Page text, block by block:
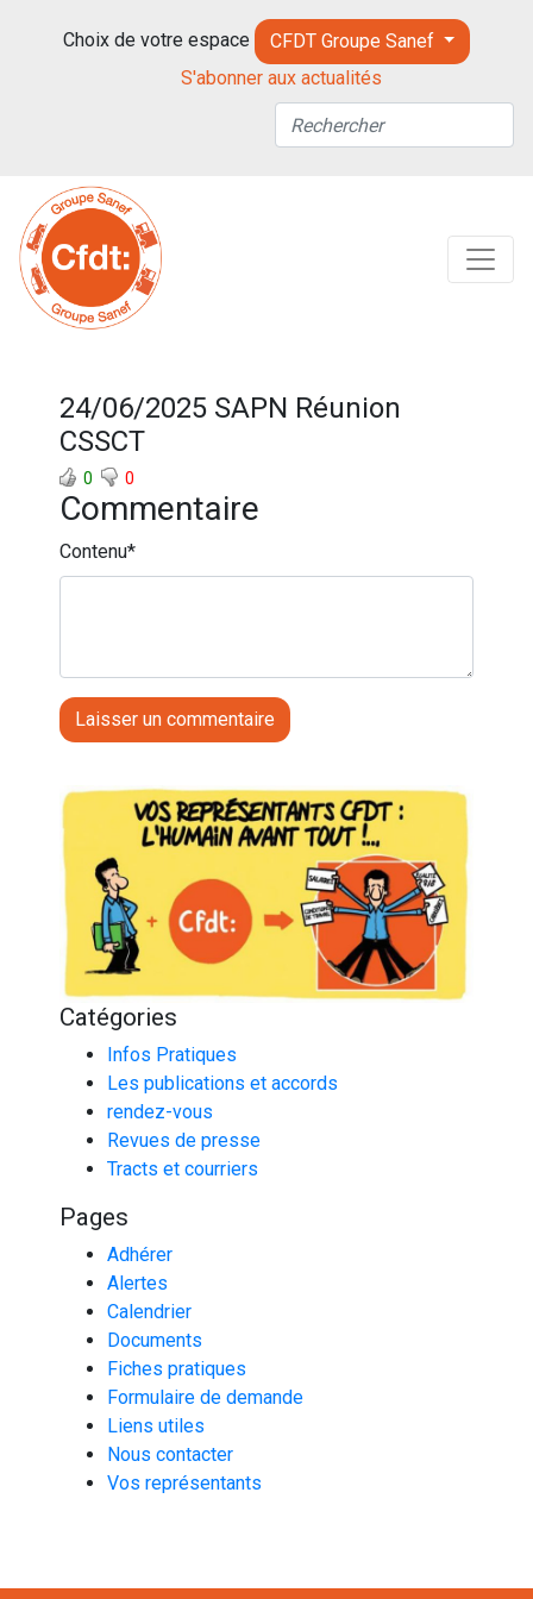
Choix de votre espace
CFDT Groupe Sanef
S'abonner aux actualités
24/06/2025 SAPN Réunion
CSSCT
0 0
Commentaire
Contenu*
Catégories
Infos Pratiques
Les publications et accords
rendez-vous
Revues de presse
Tracts et courriers
Pages
Adhérer
Alertes
Calendrier
Documents
Fiches pratiques
Formulaire de demande
Liens utiles
Nous contacter
Vos représentants